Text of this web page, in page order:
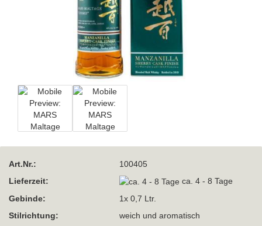
Art.Nr.:
100405
Lieferzeit:
ca. 4 - 8 Tage
Gebinde:
1x 0,7 Ltr.
Stilrichtung:
weich und aromatisch